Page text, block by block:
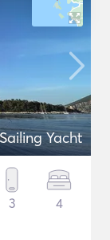
Yacht
3 4